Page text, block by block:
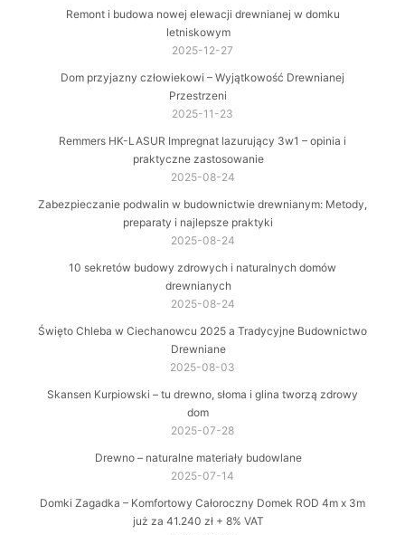
Remont i budowa nowej elewacji drewnianej w domku
letniskowym
2025-12-27
Dom przyjazny człowiekowi – Wyjątkowość Drewnianej
Przestrzeni
2025-11-23
Remmers HK-LASUR Impregnat lazurujący 3w1 – opinia i
praktyczne zastosowanie
2025-08-24
Zabezpieczanie podwalin w budownictwie drewnianym: Metody,
preparaty i najlepsze praktyki
2025-08-24
10 sekretów budowy zdrowych i naturalnych domów
drewnianych
2025-08-24
Święto Chleba w Ciechanowcu 2025 a Tradycyjne Budownictwo
Drewniane
2025-08-03
Skansen Kurpiowski – tu drewno, słoma i glina tworzą zdrowy
dom
2025-07-28
Drewno – naturalne materiały budowlane
2025-07-14
Domki Zagadka – Komfortowy Całoroczny Domek ROD 4m x 3m
już za 41.240 zł + 8% VAT